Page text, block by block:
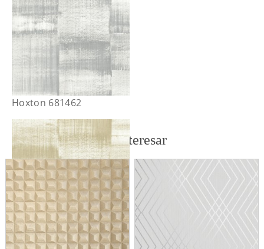
Hoxton 681462
También te puede interesar